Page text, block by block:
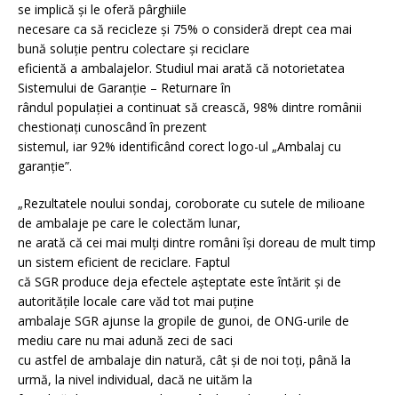
se implică și le oferă pârghiile
necesare ca să recicleze și 75% o consideră drept cea mai
bună soluție pentru colectare și reciclare
eficientă a ambalajelor. Studiul mai arată că notorietatea
Sistemului de Garanție – Returnare în
rândul populației a continuat să crească, 98% dintre românii
chestionați cunoscând în prezent
sistemul, iar 92% identificând corect logo-ul „Ambalaj cu
garanție”.
„Rezultatele noului sondaj, coroborate cu sutele de milioane
de ambalaje pe care le colectăm lunar,
ne arată că cei mai mulți dintre români își doreau de mult timp
un sistem eficient de reciclare. Faptul
că SGR produce deja efectele așteptate este întărit și de
autoritățile locale care văd tot mai puține
ambalaje SGR ajunse la gropile de gunoi, de ONG-urile de
mediu care nu mai adună zeci de saci
cu astfel de ambalaje din natură, cât și de noi toți, până la
urmă, la nivel individual, dacă ne uităm la